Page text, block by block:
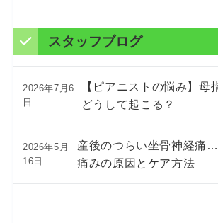
スタッフブログ
2026年7月6
日
【ピアニストの悩み】母
どうして起こる？
2026年5月
16日
産後のつらい坐骨神経痛
痛みの原因とケア方法